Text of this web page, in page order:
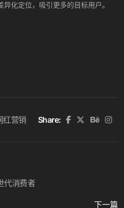
化定位，吸引更多的目标用户。
红营销 Share:
代消费者
下一篇